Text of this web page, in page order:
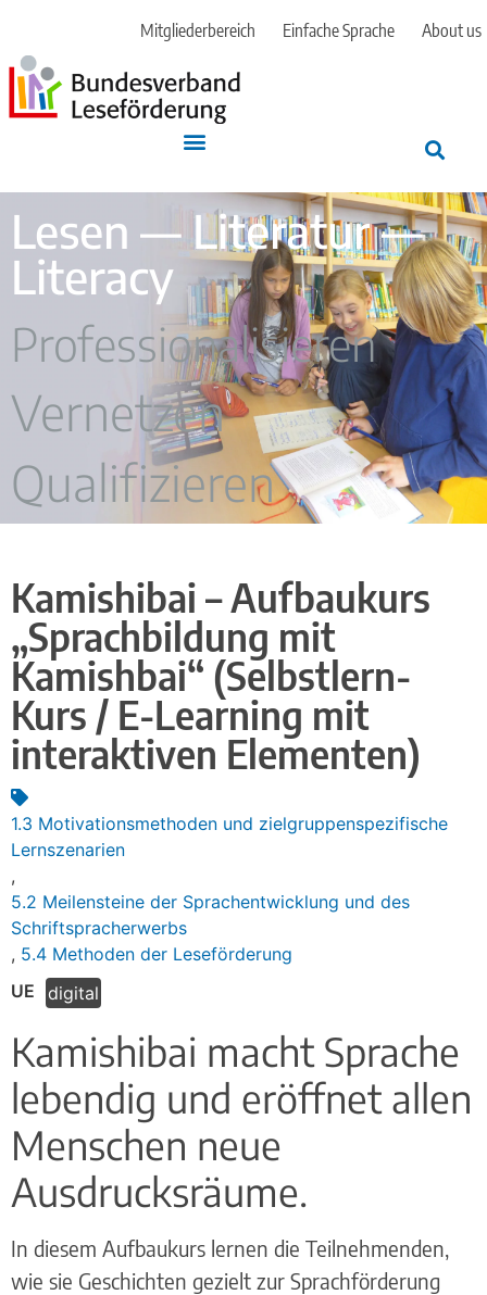
Mitgliederbereich Einfache Sprache About us
Lesen — Literatur —
Literacy
Professionalisieren
Vernetzen
Qualifizieren
Kamishibai – Aufbaukurs
„Sprachbildung mit
Kamishbai“ (Selbstlern-
Kurs / E-Learning mit
interaktiven Elementen)
1.3 Motivationsmethoden und zielgruppenspezifische
Lernszenarien
,
5.2 Meilensteine der Sprachentwicklung und des
Schriftspracherwerbs
, 5.4 Methoden der Leseförderung
UE
digital
Kamishibai macht Sprache
lebendig und eröffnet allen
Menschen neue
Ausdrucksräume.
In diesem Aufbaukurs lernen die Teilnehmenden,
wie sie Geschichten gezielt zur Sprachförderung